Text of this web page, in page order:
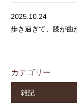
2025.10.24
歩き過ぎて、膝が曲
カテゴリー
雑記